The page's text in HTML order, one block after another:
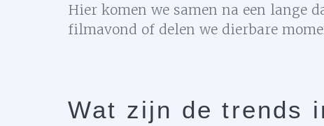
Hier komen we samen na een lange
filmavond of delen we dierbare
Wat zijn de trends